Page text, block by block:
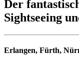
Der
Sightseeing
Erlangen, Fürth,